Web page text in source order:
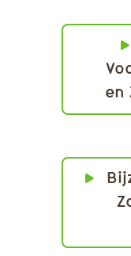
en